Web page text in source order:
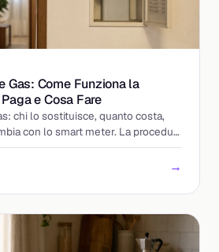
Gas: Come Funziona la
e Cosa Fare
chi lo sostituisce, quanto costa,
con lo smart meter. La procedura
senza sorprese.
→